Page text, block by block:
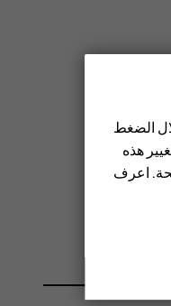
الضغط
هذه
اعرف